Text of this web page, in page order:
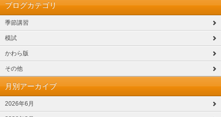
ブログカテゴリ
季節講習
模試
かわら版
その他
月別アーカイブ
2026年6月